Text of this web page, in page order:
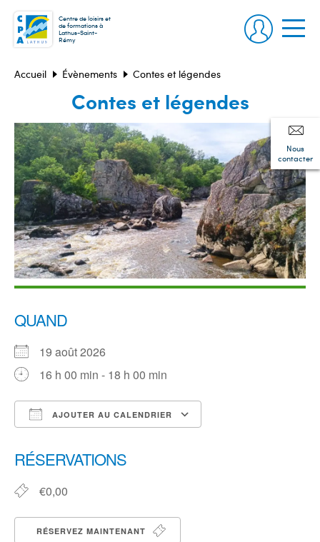
Centre de loisirs et
de formations à
Lathus-Saint-
Rémy
Accueil Évènements Contes et légendes
Contes et légendes
QUAND
19 août 2026
16 h 00 min - 18 h 00 min
AJOUTER AU CALENDRIER
RÉSERVATIONS
€0,00
RÉSERVEZ MAINTENANT
Nous
contacter